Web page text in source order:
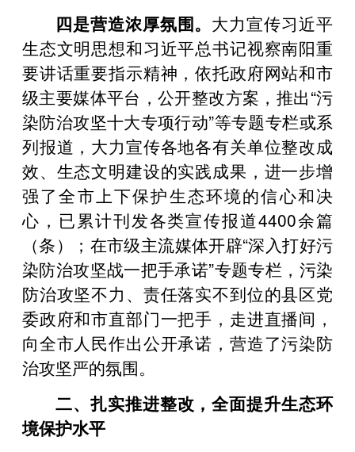
四是营造浓厚氛围。 大力宣传习近平
生态文明思想和习近平总书记视察南阳重
要讲话重要指示精神，依托政府网站和市
级主要媒体平台，公开整改方案，推出“污
染防治攻坚十大专项行动”等专题专栏或系
列报道，大力宣传各地各有关单位整改成
效、生态文明建设的实践成果，进一步增
强了全市上下保护生态环境的信心和决
心，已累计刊发各类宣传报道4400余篇
（条）；在市级主流媒体开辟“深入打好污
染防治攻坚战一把手承诺”专题专栏，污染
防治攻坚不力、责任落实不到位的县区党
委政府和市直部门一把手，走进直播间，
向全市人民作出公开承诺，营造了污染防
治攻坚严的氛围。
二、扎实推进整改，全面提升生态环
境保护水平